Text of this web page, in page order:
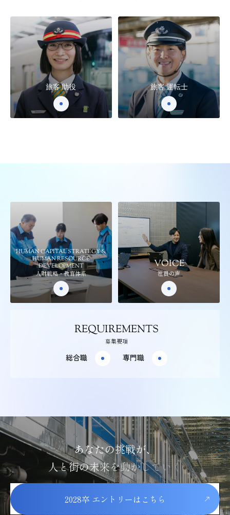
旅客 助役 旅客 運転士
HUMAN CAPITAL STRATEGY &
HUMAN RESOURCE
DEVELOPMENT
人財戦略・教育体系
VOICE
社員の声
REQUIREMENTS
募集要項
総合職 専門職
あなたの挑戦が、
人と街の未来を動かしていく
2028卒 エントリーはこちら